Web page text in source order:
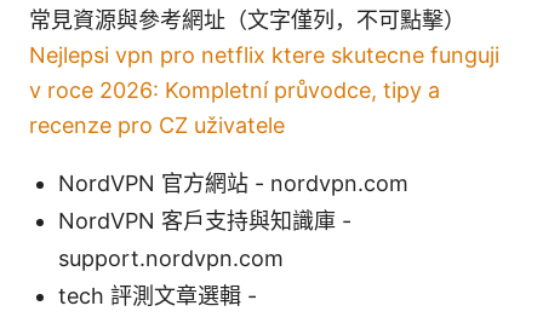
常見資源與參考網址（文字僅列，不可點擊）
Nejlepsi vpn pro netflix ktere skutecne funguji
v roce 2026: Kompletní průvodce, tipy a
recenze pro CZ uživatele
NordVPN 官方網站 - nordvpn.com
NordVPN 客戶支持與知識庫 -
support.nordvpn.com
tech 評測文章選輯 -